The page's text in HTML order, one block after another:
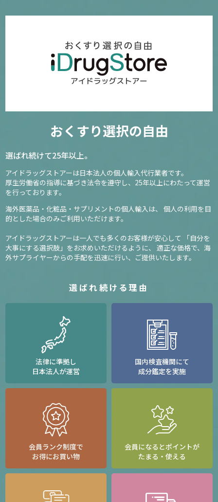
おくすり選択の自由
選ばれ続けて25年以上。
アイドラッグストアーは日本法人の個人輸入代行業者です。
厚生労働省の指導に基づき法令を遵守し、 25年以上にわたって運営
を行っております。
海外医薬品・化粧品・サプリメントの個人輸入は、
個人の利用を目
的とした場合のみご利用いただけます。
アイドラッグストアーは一人でも多くのお客様が安心して
「自分を
大事にする選択肢」をお求めいただけるように、
適正な価格で、海
外サプライヤーからの手配を迅速に行い、ご提供いたします。
選ばれ続ける理由
法律に準拠し
日本法人が運営
国内検査機関にて
成分鑑定を実施
会員ランク制度で
お得にお買い物
会員になるとポイントが
たまる・使える